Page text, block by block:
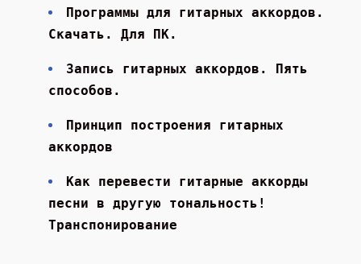
Программы для гитарных аккордов.
Скачать. Для ПК.
Запись гитарных аккордов. Пять
способов.
Принцип построения гитарных
аккордов
Как перевести гитарные аккорды
песни в другую тональность!
Транспонирование